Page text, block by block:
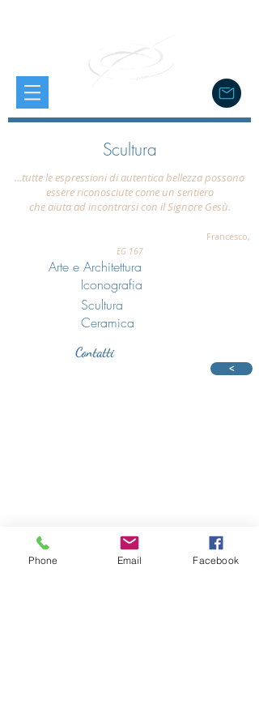
Arte e Architettura
Iconografia
Scultura
Scultura
...tutte le espressioni di autentica bellezza possono
essere riconosciute come un sentiero
che aiuta ad incontrarsi con il Signore Gesù.
Francesco,
EG 167
Ceramica
Contatti
>
Phone Email Facebook